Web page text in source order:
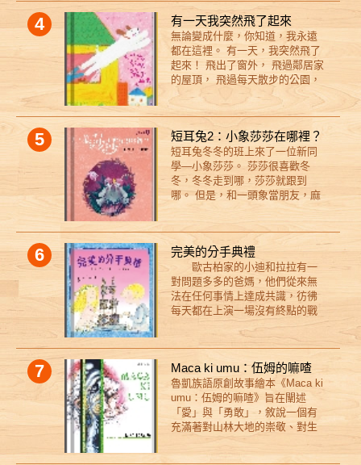
寓」寵物犬們， 在主人不在家的
時候，究竟會如何度過這一天
呢？
聊！ 123我來了！ 在這本圖畫書
中，卡特琳娜致力於探討孫輩和
祖父母之間的親密關係。 故事中
無論是歡笑的淚水還是感動的淚
水， 有一點是確定的──你的眼睛
絕對不會是乾的！
議的旅程！ 這是一隻特別的長頸
鹿， 比你見過的任何大樓都還要
高。 孩子們都叫他：「晚安長頸
鹿。」 深夜 12 點， 城市變得好
安靜。 月亮高掛夜空， 他準備開
始大冒險。 邀請你，一起來歷
險！ ◎「晚安」，是全世界最美
的祝福，也是希望的力量。 雖然
只是簡短的兩個字，卻像夜晚的
星星一樣， 潛藏著的心意，閃閃
發亮。 一天的關心與對明天的祝
福，簡單而實在。 ◎ 陪伴與同
理，讓彼此能學習勇敢，朝未知
的地方前進。 第一次出發的焦慮
擔心、生病的難受、被擊倒沈沒
的轉念， 還有面對死亡與戰爭的
無能為力……， 晚安長頸鹿都會
想辦法來到你身邊，陪著你， 一
起面對種種的改變、不安與遺
憾。 ◎ 挖掘心所嚮往的世界樣
貌，打開那扇愛的門。 晚安長頸
鹿的心裡究竟怎麼樣的世界？ 當
小星星項鍊發出亮光，化身為精
靈，拿著鑰匙出現時， 你期待那
特色 1. 以孩子們最喜愛的「長頸
鹿」動物為題，看見隱藏在各角
落的孩子樣貌，與衍生出的海洋
生態、戰爭等議題。 2. 以自述式
口吻敘寫故事，使故事角色如同
親身陪伴於閱聽故事者身邊。 3.
插圖以大畫面電影場景描繪，以
4 有一天我突然飛了起來
無論變成什麼，你知道，我永遠
都在這裡。 有一天，我突然飛了
起來！ 飛出了窗外， 飛過鄰居家
的屋頂， 飛過每天散步的公園，
突然，我聽見了你的聲音…… ★
插畫家Minghan H.的作品的第一
本繪本創作。 Minghan H.用輕盈
的文字、鮮明的色彩，傳遞了溫
暖與幸福的感覺，表現出了小狗
與主人最真摯的情感。這是
Minghan H.自己與家中狗兒的故
事，也是世界上的寵物狗與主人
共同擁有的生命故事。 ★ 獻給生
命中曾經有寵物陪伴的每一個
你。 飛起來的不只是想像力，開
啟的是一場生命旅程的冒險與無
可取代的記憶，也是最深情的告
白與無所不在的陪伴。 如果相處
的時光是一段美好的旅程，那麼
分離的時刻到來時，讓我們帶著
這些美好的記憶，我們也總是知
道在哪裡可以找到彼此。
5 短耳兔2：小象莎莎在哪裡？
短耳兔冬冬的班上來了一位新同
學—小象莎莎。 莎莎很喜歡冬
冬，冬冬走到哪，莎莎就跟到
哪。 但是，和一頭象當朋友，麻
煩也不少， 像是玩躲貓貓時總是
最先被發現， 玩翹翹板時總是被
彈飛， 久了，冬冬覺得有點煩有
點累。 有天，大家一起去騎腳踏
車， 冬冬突然想到一個甩開莎莎
的辦法……
6 完美的分手典禮
歐古柏家的小迪和拉拉有一
對問題多多的爸媽，他們從來無
法在任何事情上達成共識，彷彿
每天都在上演一場沒有終點的戰
爭！ 爸爸不喜歡媽媽把衣服
晾在外面，覺得那樣讓房子看起
巴摔角姐妹感到厭惡，認為他們
實在太邋遢了！爸爸沒辦法忍受
媽媽整晚開派對，音樂吵得讓他
無法睡覺，而媽媽則埋怨爸爸從
來不好好修繕屋子，讓家裡看起
來破破爛爛。他們不只是互相抱
怨，甚至開始惡作劇來報復對方
7 Maca ki umu：伍姆的嘛喳
魯凱族語原創故事繪本《Maca ki
umu：伍姆的嘛喳》旨在闡述
「愛」與「勇敢」，敘說一個有
充滿著對山林大地的崇敬、對生
命的愛與包容、面對挫折的勇
敢、面對挑戰的無懼、部落族人